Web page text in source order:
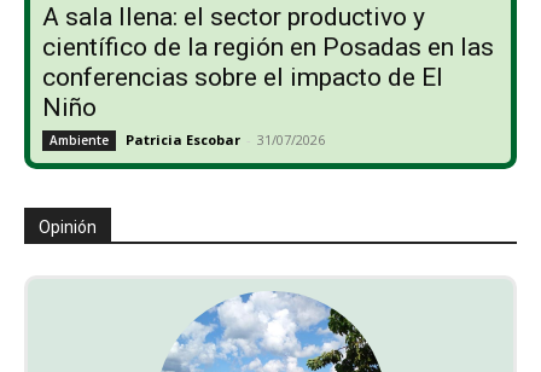
A sala llena: el sector productivo y
científico de la región en Posadas en las
conferencias sobre el impacto de El
Niño
Ambiente Patricia Escobar - 31/07/2026
Opinión